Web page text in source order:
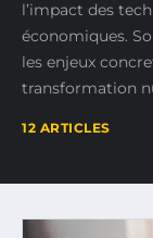
l’impact des
économiques.
les enjeux
transformation
12 ARTICLES